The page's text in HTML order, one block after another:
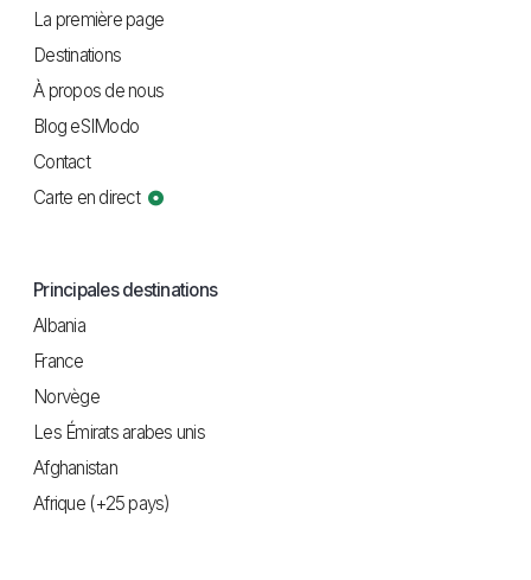
La première page
Destinations
À propos de nous
Blog eSIModo
Contact
Carte en direct
Principales destinations
Albania
France
Norvège
Les Émirats arabes unis
Afghanistan
Afrique (+25 pays)